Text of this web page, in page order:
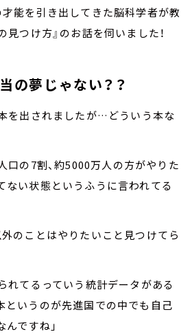
能を引き出してきた脳科学者が教
見つけ方』のお話を伺いました！
の夢じゃない？？
を出されましたが…どういう本な
口の7割、約5000万人の方がやりた
ない状態というふうに言われてる
のことはやりたいこと見つけてら
れてるっていう統計データがある
いうのが先進国での中でも自己
ですね」